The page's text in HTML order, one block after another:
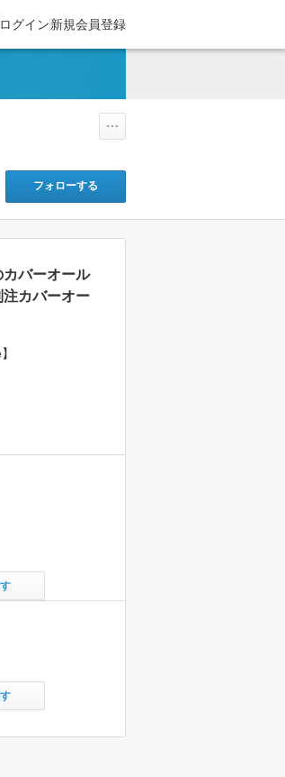
ログイン新規会員登録
フォローする
バーオール
カバーオー